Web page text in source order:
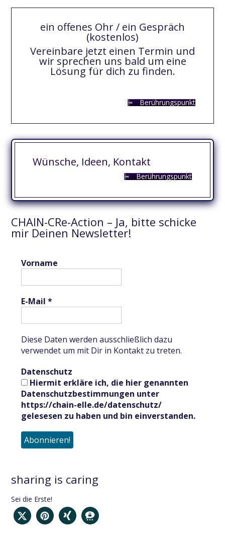
ein offenes Ohr / ein Gespräch
(kostenlos)
Vereinbare jetzt einen Termin und
wir sprechen uns bald um eine
Lösung für dich zu finden.
Berührungspunkt
Wünsche, Ideen, Kontakt
Berührungspunkt
CHAIN-CRe-Action – Ja, bitte schicke
mir Deinen Newsletter!
Vorname
E-Mail *
Diese Daten werden ausschließlich dazu
verwendet um mit Dir in Kontakt zu treten.
Datenschutz
Hiermit erkläre ich, die hier genannten
Datenschutzbestimmungen unter
https://chain-elle.de/datenschutz/
gelesesen zu haben und bin einverstanden.
sharing is caring
Sei die Erste!